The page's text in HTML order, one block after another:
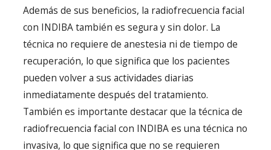
Además de sus beneficios, la radiofrecuencia facial
con INDIBA también es segura y sin dolor. La
técnica no requiere de anestesia ni de tiempo de
recuperación, lo que significa que los pacientes
pueden volver a sus actividades diarias
inmediatamente después del tratamiento.
También es importante destacar que la técnica de
radiofrecuencia facial con INDIBA es una técnica no
invasiva, lo que significa que no se requieren